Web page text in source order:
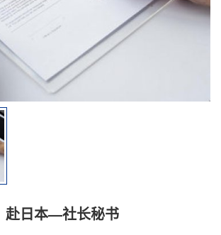
赴日本—社长秘书